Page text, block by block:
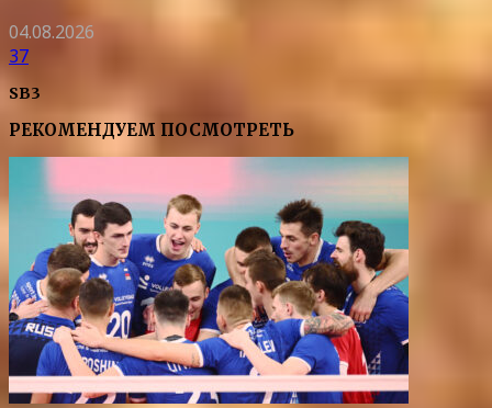
04.08.2026
37
SB3
РЕКОМЕНДУЕМ ПОСМОТРЕТЬ